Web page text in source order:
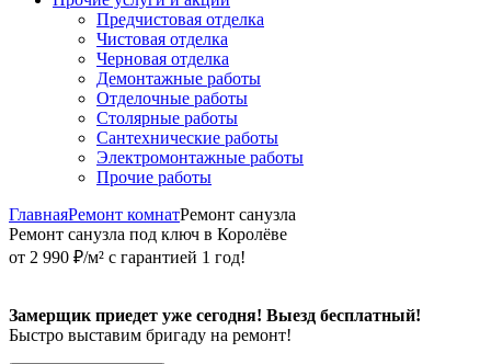
Предчистовая отделка
Чистовая отделка
Черновая отделка
Демонтажные работы
Отделочные работы
Столярные работы
Сантехнические работы
Электромонтажные работы
Прочие работы
ГлавнаяРемонт комнатРемонт санузла
Ремонт санузла под ключ в Королёве
от 2 990 ₽/м² с гарантией 1 год!
Замерщик приедет уже сегодня! Выезд бесплатный!
Быстро выставим бригаду на ремонт!